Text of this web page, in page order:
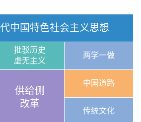
中国特色社会主义思想
批驳历史
虚无主义
两学一做
供给侧
改革
中国道路
传统文化